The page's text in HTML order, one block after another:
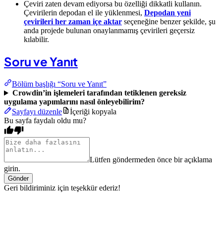
Çeviri zaten devam ediyorsa bu özelliği dikkatli kullanın.
Çevirilerin depodan el ile yüklenmesi, Depodan yeni
çevirileri her zaman içe aktar seçeneğine benzer şekilde, şu
anda projede bulunan onaylanmamış çevirileri geçersiz
kılabilir.
Soru ve Yanıt
Bölüm başlığı “Soru ve Yanıt”
Crowdin’in işlemeleri tarafından tetiklenen gereksiz
uygulama yapımlarını nasıl önleyebilirim?
Sayfayı düzenle
İçeriği kopyala
Bu sayfa faydalı oldu mu?
Lütfen göndermeden önce bir açıklama
girin.
Gönder
Geri bildiriminiz için teşekkür ederiz!